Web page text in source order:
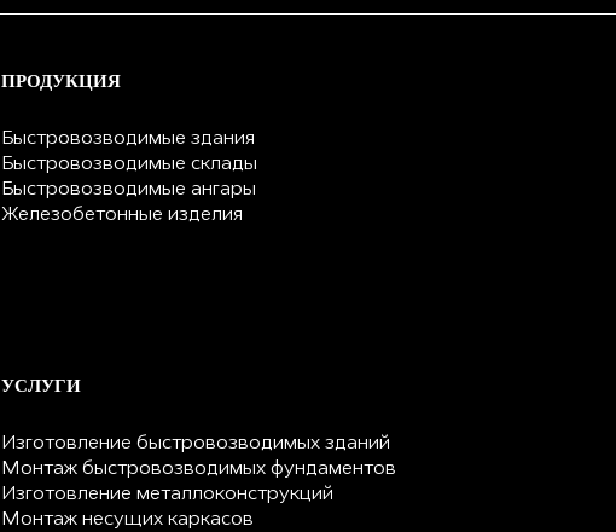
ПРОДУКЦИЯ
Быстровозводимые здания
Быстровозводимые склады
Быстровозводимые ангары
Железобетонные изделия
УСЛУГИ
Изготовление быстровозводимых зданий
Монтаж быстровозводимых фундаментов
Изготовление металлоконструкций
Монтаж несущих каркасов